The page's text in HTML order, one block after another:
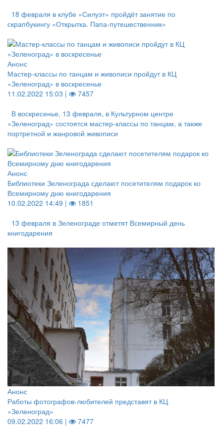
18 февраля в клубе «Силуэт» пройдёт занятие по
скрапбукингу «Открытка. Папа-путешественник»
Анонс
Мастер-классы по танцам и живописи пройдут в КЦ
«Зеленоград» в воскресенье
11.02.2022 15:03 |
7457
В воскресенье, 13 февраля, в Культурном центре
«Зеленоград» состоятся мастер-классы по танцам, а также
портретной и жанровой живописи
Анонс
Библиотеки Зеленограда сделают посетителям подарок ко
Всемирному дню книгодарения
10.02.2022 14:49 |
1851
13 февраля в Зеленограде отметят Всемирный день
книгодарения
Анонс
Работы фотографов-любителей представят в КЦ
«Зеленоград»
09.02.2022 16:06 |
7477